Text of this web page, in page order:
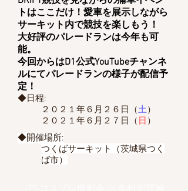
トはここだけ！愛車を展示しながら
サーキット内で競技を楽しもう！
大好評のパレードランは今年も可
能。
​今回からはD1公式YouTubeチャンネ
ルにてパレードランの様子が配信予
定！
◆日程:
２０２１年６月２６日（土 ）
２０２１年６ 月２７ 日（ 日 ）
◆開催場所:
つくばサーキット（茨城県つく
ば市）